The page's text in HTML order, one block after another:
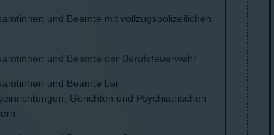
und Beamte mit vollzugspolizeilichen
und Beamte der Berufsfeuerwehr
und Beamte bei
Gerichten und Psychiatrischen